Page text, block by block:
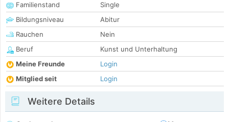
Familienstand
Single
Bildungsniveau
Abitur
Rauchen
Nein
Beruf
Kunst und Unterhaltung
Meine Freunde
Login
Mitglied seit
Login
Weitere Details